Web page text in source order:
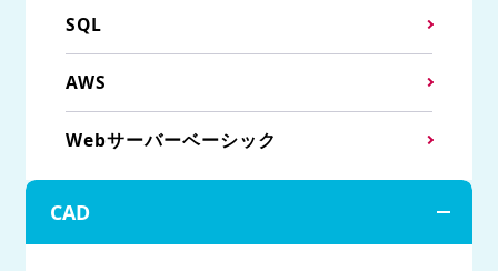
SQL
AWS
Webサーバーベーシック
CAD